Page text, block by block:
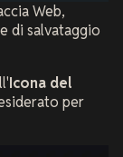
Web,
di salvataggio
Icona del
per